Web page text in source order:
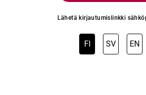
Lähetä kirjautumislinkki
FI SV EN